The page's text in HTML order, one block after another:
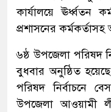
কার্যালয়ে ঊর্ধ্বতন
প্রশাসনের
৬ষ্ঠ উপজেলা পরিষদ
বুধবার অনুষ্ঠিত
পরিষদ নির্বাচনে
উপজেলা আওয়ামী